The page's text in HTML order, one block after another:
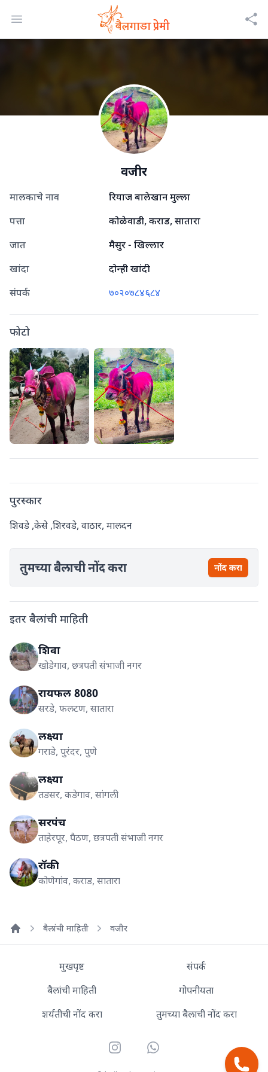
Open menu
वजीर
मालकाचे नाव
रियाज बालेखान मुल्ला
पत्ता
कोळेवाडी, कराड, सातारा
जात
मैसुर - खिल्लार
खांदा
दोन्ही खांदी
संपर्क
७०२०७८४६८४
फोटो
पुरस्कार
शिवडे ,केसे ,शिरवडे, वाठार, मालदन
तुमच्या बैलाची नोंद करा नोंद करा
इतर बैलांची माहिती
शिवा
खोडेगाव, छत्रपती संभाजी नगर
रायफल 8080
सरडे, फलटण, सातारा
लक्ष्या
गराडे, पुरंदर, पुणे
लक्ष्या
तडसर, कडेगाव, सांगली
सरपंच
ताहेरपूर, पैठण, छत्रपती संभाजी नगर
रॉकी
कोणेगांव, कराड, सातारा
बैलांची माहिती वजीर
मुखपृष्ट
बैलांची माहिती
शर्यतीची नोंद करा
संपर्क
गोपनीयता
तुमच्या बैलाची नोंद करा
InstagramWhatsApp